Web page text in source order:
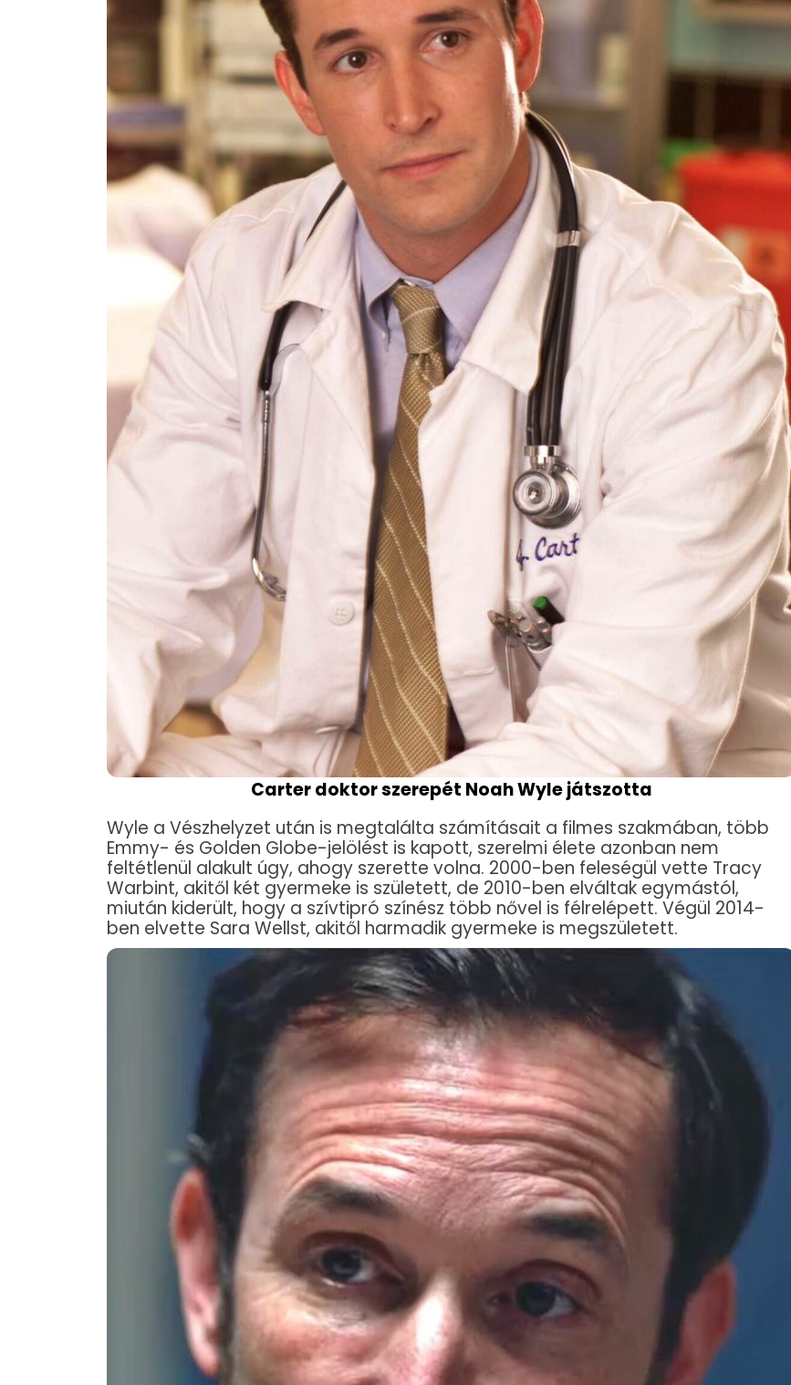
Carter doktor szerepét Noah Wyle játszotta
Wyle a Vészhelyzet után is megtalálta számításait a filmes szakmában, több
Emmy- és Golden Globe-jelölést is kapott, szerelmi élete azonban nem
feltétlenül alakult úgy, ahogy szerette volna. 2000-ben feleségül vette Tracy
Warbint, akitől két gyermeke is született, de 2010-ben elváltak egymástól,
miután kiderült, hogy a szívtipró színész több nővel is félrelépett. Végül 2014-
ben elvette Sara Wellst, akitől harmadik gyermeke is megszületett.